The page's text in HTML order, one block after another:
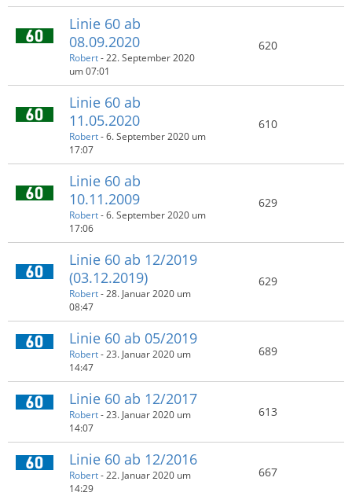
Linie 60 ab
08.09.2020
Robert-22. September 2020
um 07:01
620
Linie 60 ab
11.05.2020
Robert-6. September 2020 um
17:07
610
Linie 60 ab
10.11.2009
Robert-6. September 2020 um
17:06
629
Linie 60 ab 12/2019
(03.12.2019)
Robert-28. Januar 2020 um
08:47
629
Linie 60 ab 05/2019
Robert-23. Januar 2020 um
14:47
689
Linie 60 ab 12/2017
Robert-23. Januar 2020 um
14:07
613
Linie 60 ab 12/2016
Robert-22. Januar 2020 um
14:29
667